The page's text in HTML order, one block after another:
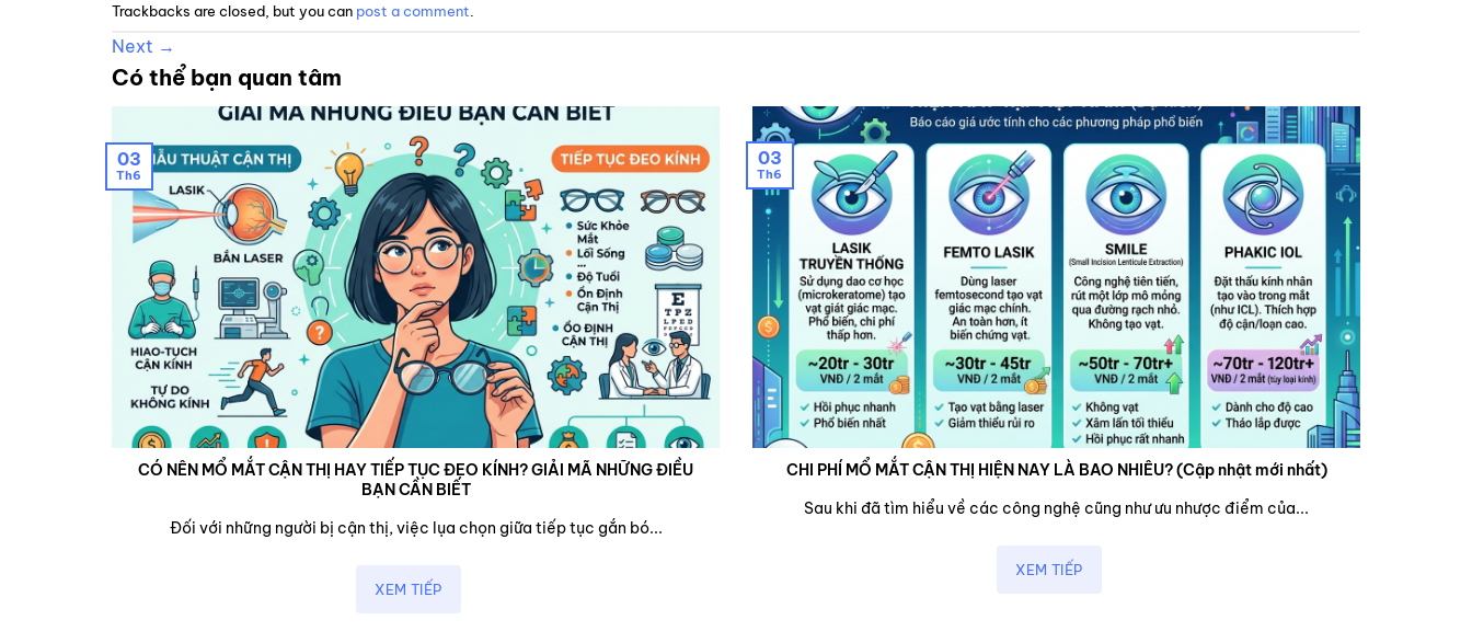
Trackbacks are closed, but you can post a comment
Next →
Có thể bạn quan tâm
CÓ NÊN MỔ MẮT CẬN THỊ HAY TIẾP TỤC ĐEO KÍNH? GIẢI MÃ NHỮNG ĐIỀU
BẠN CẦN BIẾT
Đối với những người bị cận thị, việc lụa chọn giữa tiếp tục gắn bó...
XEM TIẾP
03
Th6
CHI PHÍ MỔ MẮT CẬN THỊ HIỆN NAY LÀ BAO NHIÊU? (Cập nhật mới nhất)
Sau khi đã tìm hiểu về các công nghệ cũng như ưu nhược điểm của...
XEM TIẾP
03
Th6